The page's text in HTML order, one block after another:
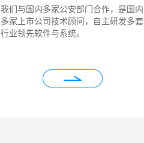
我们与国内多家公安部门合作，是国内
多家上市公司技术顾问，自主研发多套
行业领先软件与系统。